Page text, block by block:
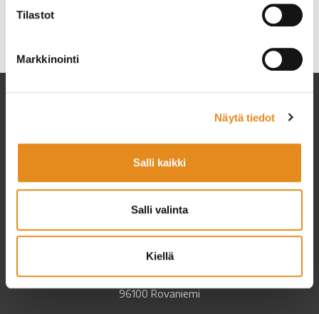
Tilastot
Markkinointi
Näytä tiedot
Salli kaikki
Salli valinta
Kiellä
Kategoriat
Rovalan Setlementti ry
Rovala 5
96100 Rovaniemi